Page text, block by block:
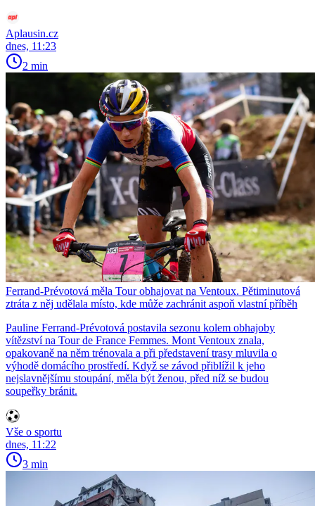
Aplausin.cz
dnes, 11:23
2 min
Ferrand-Prévotová měla Tour obhajovat na Ventoux. Pětiminutová
ztráta z něj udělala místo, kde může zachránit aspoň vlastní příběh
Pauline Ferrand-Prévotová postavila sezonu kolem obhajoby
vítězství na Tour de France Femmes. Mont Ventoux znala,
opakovaně na něm trénovala a při představení trasy mluvila o
výhodě domácího prostředí. Když se závod přiblížil k jeho
nejslavnějšímu stoupání, měla být ženou, před níž se budou
soupeřky bránit.
Vše o sportu
dnes, 11:22
3 min